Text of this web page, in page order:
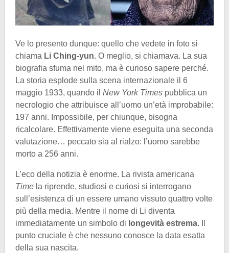
Ve lo presento dunque: quello che vedete in foto si
chiama Li Ching-yun. O meglio, si chiamava. La sua
biografia sfuma nel mito, ma è curioso sapere perché.
La storia esplode sulla scena internazionale il 6
maggio 1933, quando il New York Times pubblica un
necrologio che attribuisce all’uomo un’età improbabile:
197 anni. Impossibile, per chiunque, bisogna
ricalcolare. Effettivamente viene eseguita una seconda
valutazione… peccato sia al rialzo: l’uomo sarebbe
morto a 256 anni.
L’eco della notizia è enorme. La rivista americana
Time la riprende, studiosi e curiosi si interrogano
sull’esistenza di un essere umano vissuto quattro volte
più della media. Mentre il nome di Li diventa
immediatamente un simbolo di longevità estrema. Il
punto cruciale è che nessuno conosce la data esatta
della sua nascita.